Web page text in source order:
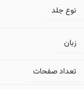
نوع جلد
زبان
تعداد صفحات